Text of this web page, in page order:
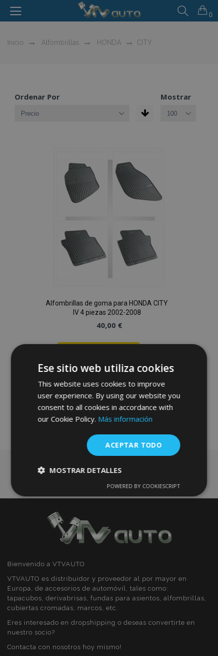
0
Inicio Alfombrillas HONDA CITY
Ordenar Por Mostrar
Alfombrillas de goma para HONDA CITY
IV 4 piezas 2002-2008
40,00 €
Añadir
a la
Lista
Deseos
Bienvenido a VTVAUTO
VTVAUTO es distribuidor y proveedor al por mayor en
Europa, de accesorios de automóvil, tales como:
tapacubos, derivabrisas, fundas para asientos, alfombrillas,
cubiertas cromadas, marcos, etc.
Eres interesado en dropshipping o deseas convertirte en
nuestro socio?
Contacta con nosotros hoy mismo!
Ese sitio web utiliza cookies
This website uses cookies to improve
user experience. By using our website you
consent to all cookies in accordance with
our Cookie Policy. Más información
ACEPTAR TODO
MOSTRAR DETALLES
estrictamente
Cookies de
rendimiento
Cookies de
Cookies de
Cookies estrictamente necesarias
Cookies de preferencias
POWERED BY COOKIESCRIPT